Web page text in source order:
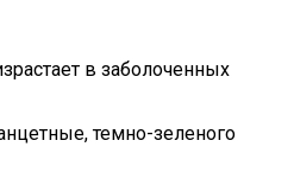
в заболоченных
темно-зеленого